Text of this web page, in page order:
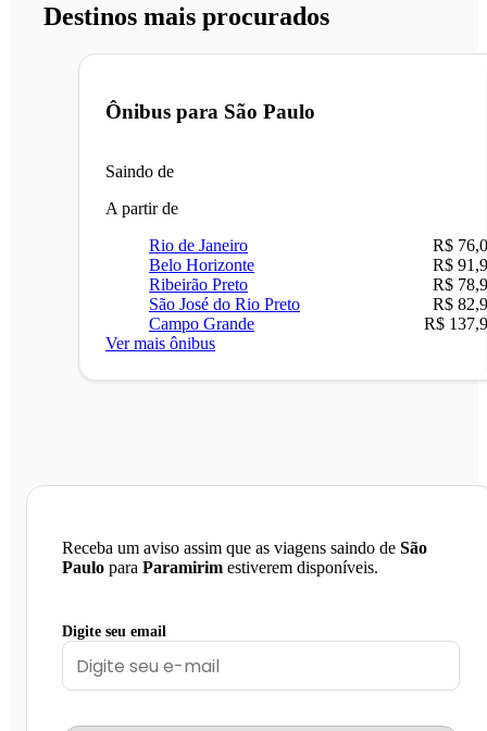
Destinos mais procurados
Ônibus para São Paulo
Saindo de
A partir de
Rio de Janeiro
R$
Belo Horizonte
R$
Ribeirão Preto
R$
São José do Rio Preto
R$
Campo Grande
R$
Ver mais ônibus
Receba um aviso assim que as viagens saindo de São
Paulo para Paramirim estiverem disponíveis.
Digite seu email